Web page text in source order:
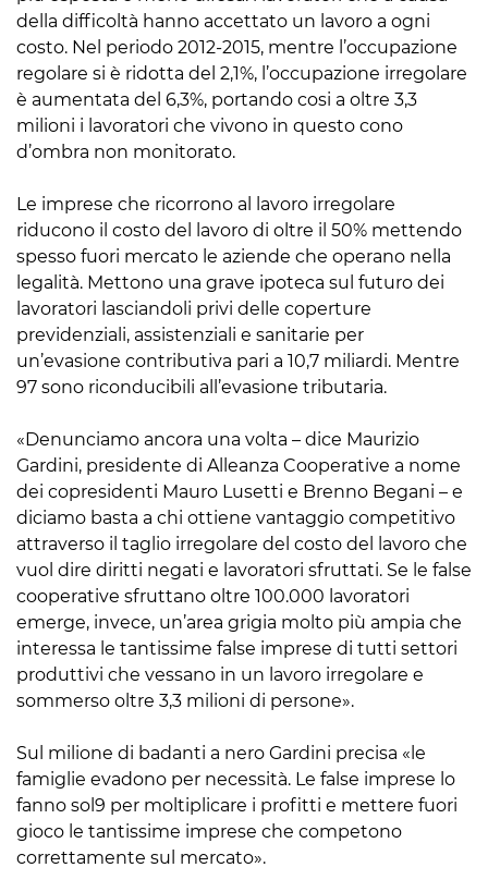
della difficoltà hanno accettato un lavoro a ogni
costo. Nel periodo 2012-2015, mentre l’occupazione
regolare si è ridotta del 2,1%, l’occupazione irregolare
è aumentata del 6,3%, portando cosi a oltre 3,3
milioni i lavoratori che vivono in questo cono
d’ombra non monitorato.
Le imprese che ricorrono al lavoro irregolare
riducono il costo del lavoro di oltre il 50% mettendo
spesso fuori mercato le aziende che operano nella
legalità. Mettono una grave ipoteca sul futuro dei
lavoratori lasciandoli privi delle coperture
previdenziali, assistenziali e sanitarie per
un’evasione contributiva pari a 10,7 miliardi. Mentre
97 sono riconducibili all’evasione tributaria.
«Denunciamo ancora una volta – dice Maurizio
Gardini, presidente di Alleanza Cooperative a nome
dei copresidenti Mauro Lusetti e Brenno Begani – e
diciamo basta a chi ottiene vantaggio competitivo
attraverso il taglio irregolare del costo del lavoro che
vuol dire diritti negati e lavoratori sfruttati. Se le false
cooperative sfruttano oltre 100.000 lavoratori
emerge, invece, un’area grigia molto più ampia che
interessa le tantissime false imprese di tutti settori
produttivi che vessano in un lavoro irregolare e
sommerso oltre 3,3 milioni di persone».
Sul milione di badanti a nero Gardini precisa «le
famiglie evadono per necessità. Le false imprese lo
fanno sol9 per moltiplicare i profitti e mettere fuori
gioco le tantissime imprese che competono
correttamente sul mercato».